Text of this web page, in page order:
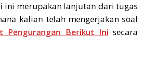
ini merupakan lanjutan dari tugas
kalian telah mengerjakan soal
Pengurangan Berikut Ini secara